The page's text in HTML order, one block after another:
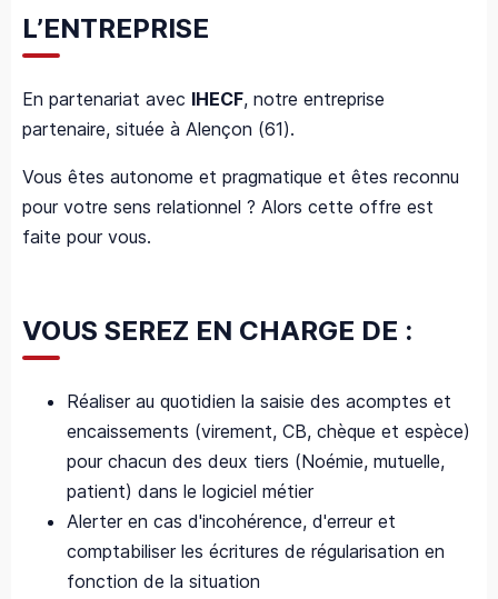
L’ENTREPRISE
En partenariat avec IHECF, notre entreprise
partenaire, située à Alençon (61).
Vous êtes autonome et pragmatique et êtes reconnu
pour votre sens relationnel ? Alors cette offre est
faite pour vous.
VOUS SEREZ EN CHARGE DE :
Réaliser au quotidien la saisie des acomptes et
encaissements (virement, CB, chèque et espèce)
pour chacun des deux tiers (Noémie, mutuelle,
patient) dans le logiciel métier
Alerter en cas d'incohérence, d'erreur et
comptabiliser les écritures de régularisation en
fonction de la situation